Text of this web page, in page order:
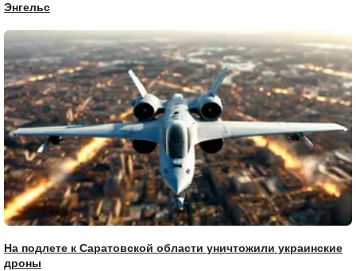
Энгельс
На подлете к Саратовской области уничтожили украинские
дроны